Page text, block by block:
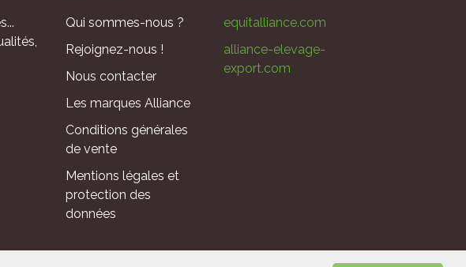
Qui sommes-nous ?
Rejoignez-nous !
Nous contacter
Les marques Alliance
Conditions générales
de vente
Mentions légales et
protection des
données
equitalliance.com
alliance-elevage-
export.com